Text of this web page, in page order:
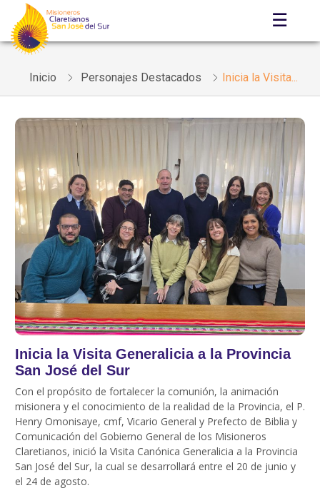
☰
Inicio Personajes Destacados Inicia la Visita...
Inicia la Visita Generalicia a la Provincia
San José del Sur
Con el propósito de fortalecer la comunión, la animación
misionera y el conocimiento de la realidad de la Provincia, el P.
Henry Omonisaye, cmf, Vicario General y Prefecto de Biblia y
Comunicación del Gobierno General de los Misioneros
Claretianos, inició la Visita Canónica Generalicia a la Provincia
San José del Sur, la cual se desarrollará entre el 20 de junio y
el 24 de agosto.